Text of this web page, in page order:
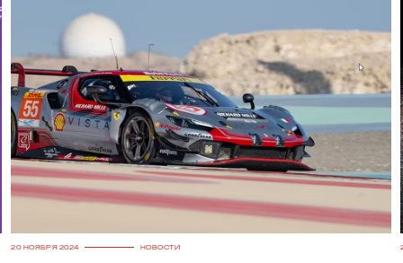
20 НОЯБРЯ 2024 НОВОСТИ